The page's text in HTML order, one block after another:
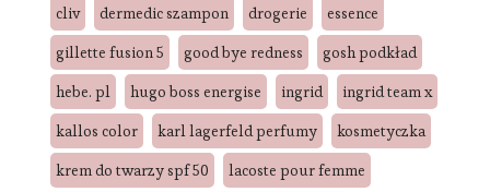
cliv
dermedic szampon drogerie
essence
gillette fusion 5
good bye redness
gosh podkład
hebe. pl
hugo boss energise ingrid
ingrid team x
kallos color
karl lagerfeld perfumy
kosmetyczka
krem do twarzy spf 50
lacoste pour femme